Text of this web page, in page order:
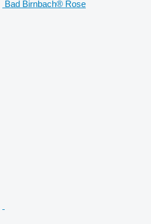
Bad Birnbach® Rose